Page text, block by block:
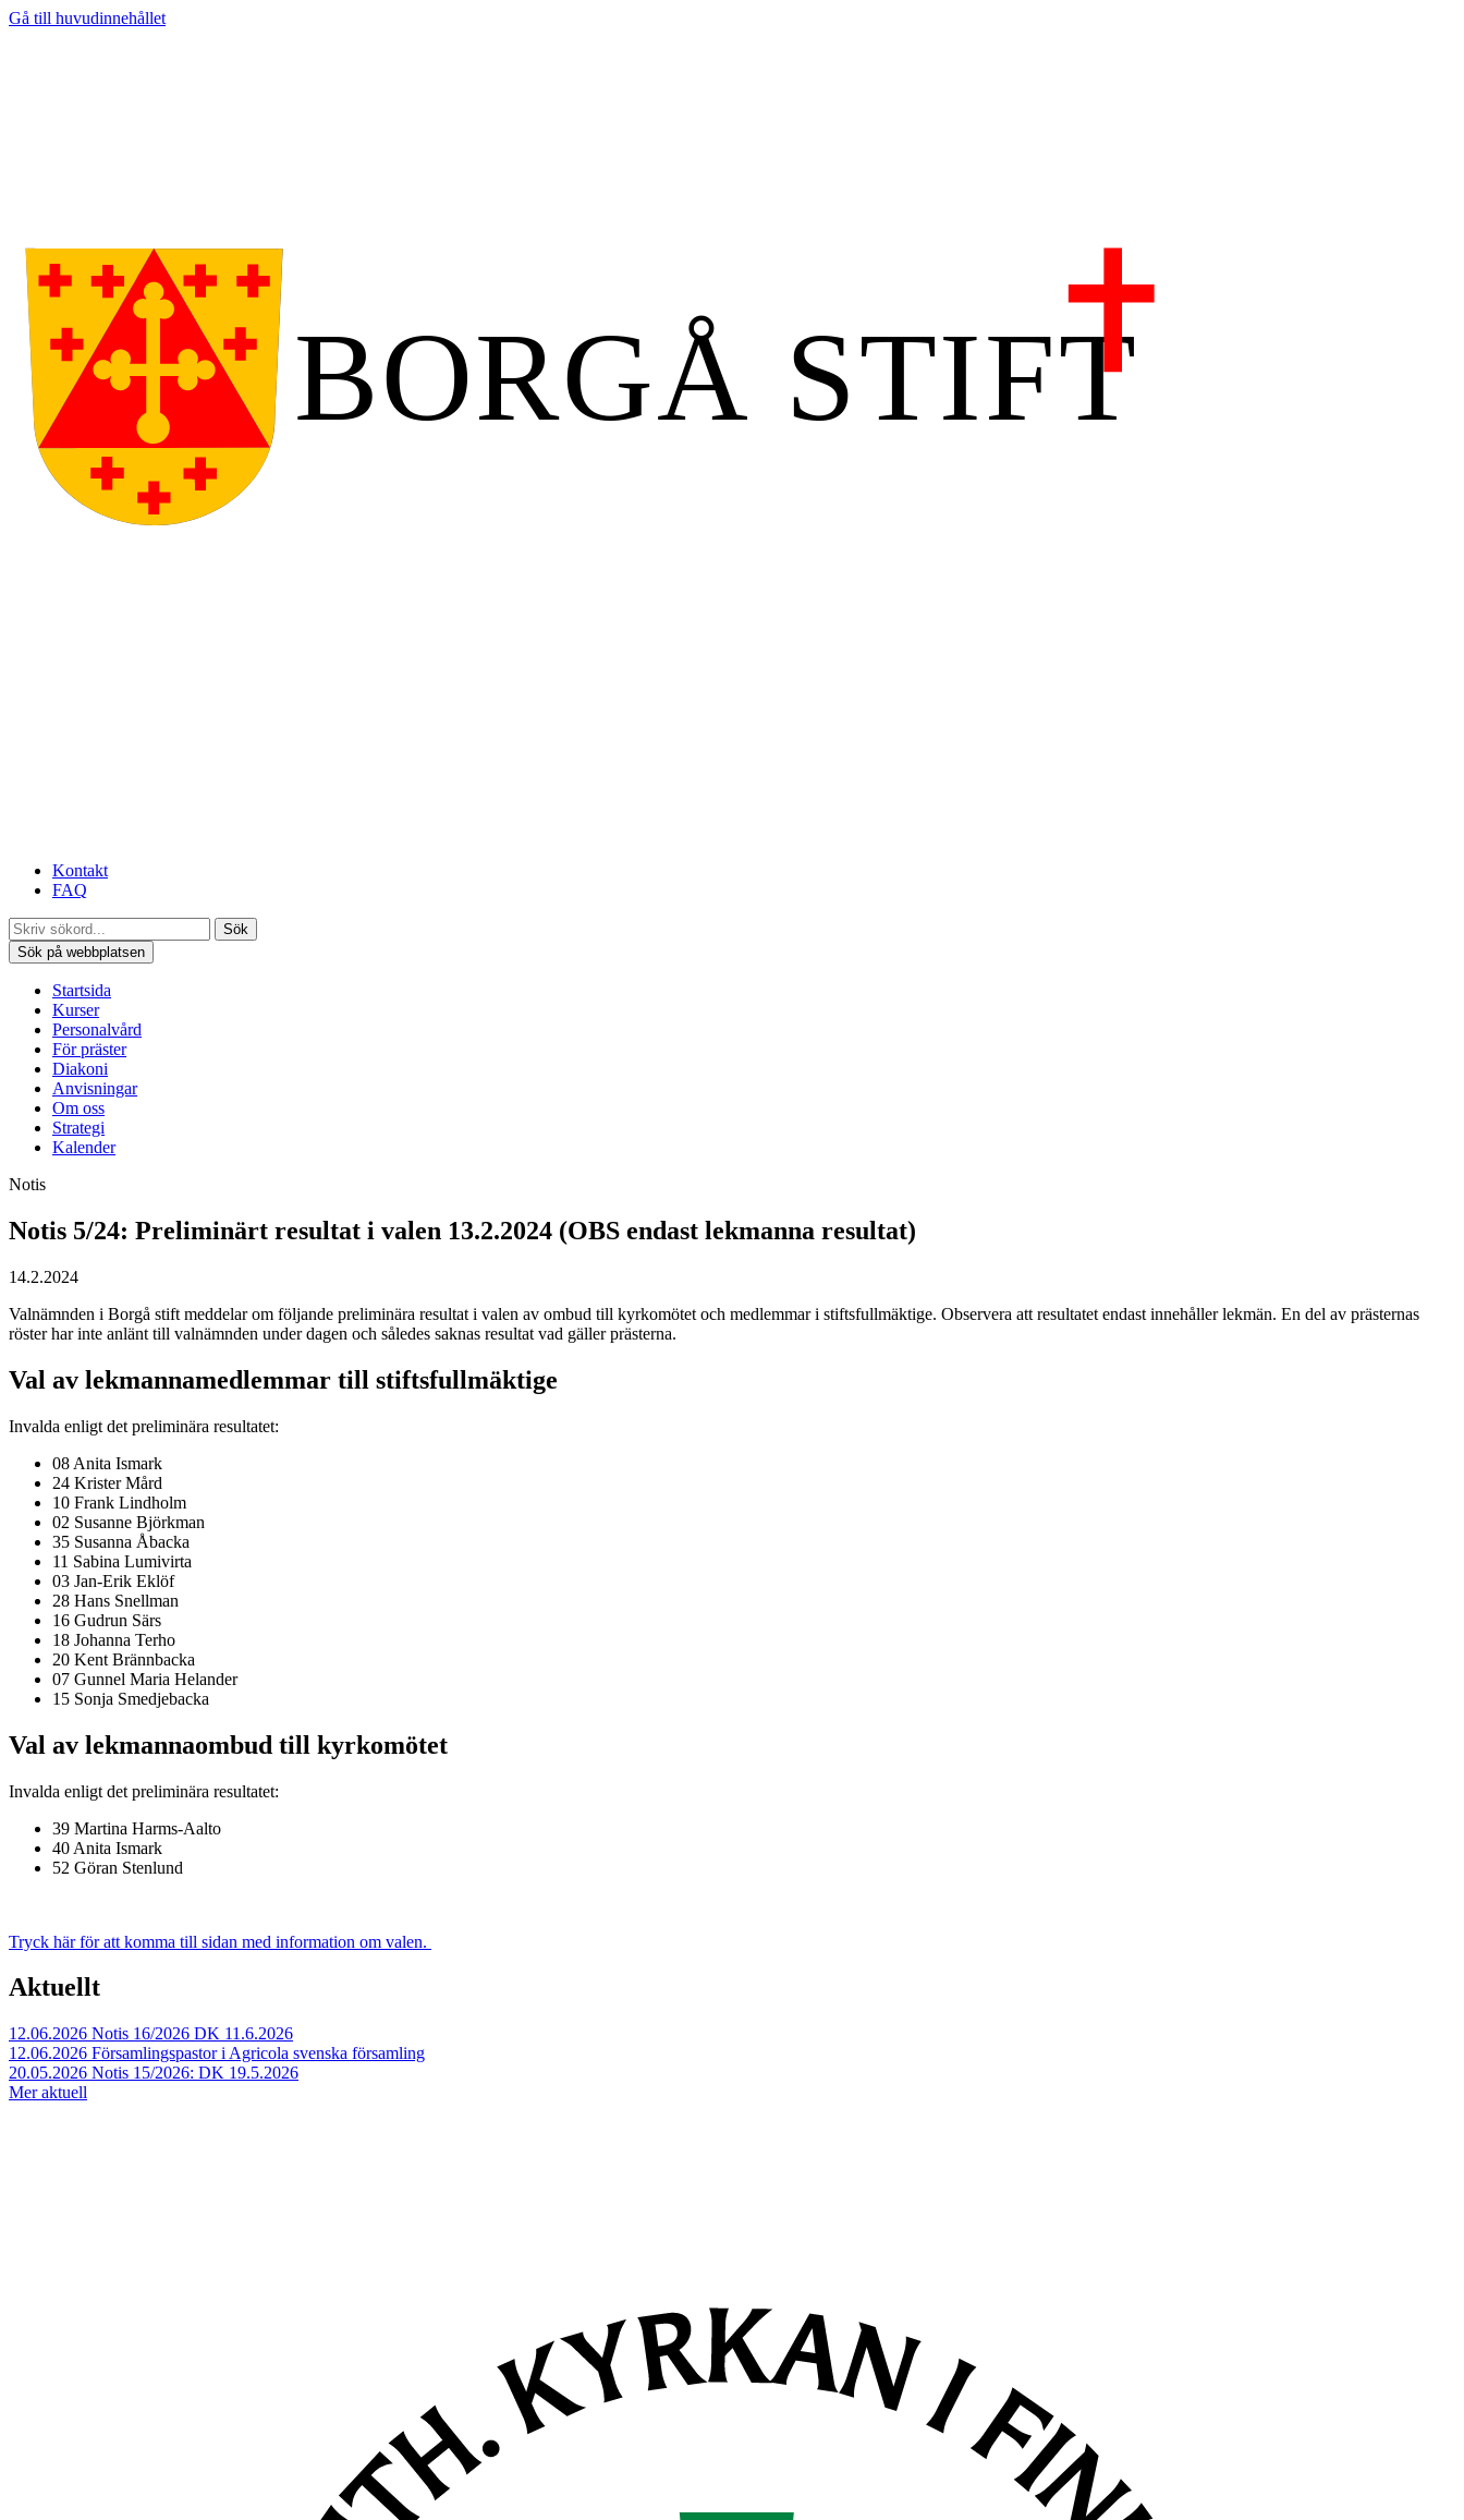
Gå till huvudinnehållet
Kontakt
FAQ
Sök
Sök på webbplatsen
Startsida
Kurser
Personalvård
För präster
Diakoni
Anvisningar
Om oss
Strategi
Kalender
Notis
Notis 5/24: Preliminärt resultat i valen 13.2.2024 (OBS endast lekmanna resultat)
14.2.2024
Valnämnden i Borgå stift meddelar om följande preliminära resultat i valen av ombud till kyrkomötet och medlemmar i stiftsfullmäktige. Observera att resultatet endast innehåller lekmän. En del av prästernas
röster har inte anlänt till valnämnden under dagen och således saknas resultat vad gäller prästerna.
Val av lekmannamedlemmar till stiftsfullmäktige
Invalda enligt det preliminära resultatet:
08 Anita Ismark
24 Krister Mård
10 Frank Lindholm
02 Susanne Björkman
35 Susanna Åbacka
11 Sabina Lumivirta
03 Jan-Erik Eklöf
28 Hans Snellman
16 Gudrun Särs
18 Johanna Terho
20 Kent Brännbacka
07 Gunnel Maria Helander
15 Sonja Smedjebacka
Val av lekmannaombud till kyrkomötet
Invalda enligt det preliminära resultatet:
39 Martina Harms-Aalto
40 Anita Ismark
52 Göran Stenlund
Tryck här för att komma till sidan med information om valen.
Aktuellt
12.06.2026 Notis 16/2026 DK 11.6.2026
12.06.2026 Församlingspastor i Agricola svenska församling
20.05.2026 Notis 15/2026: DK 19.5.2026
Mer aktuell